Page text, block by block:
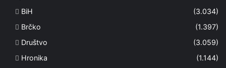
BiH
(3.034)
Brčko
(1.397)
Društvo
(3.059)
Hronika
(1.144)